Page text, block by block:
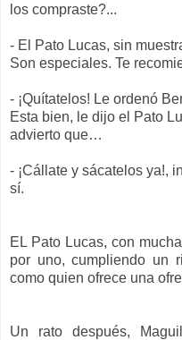
los compraste?...
- El Pato Lucas, sin
Son especiales. Te
- ¡Quítatelos! Le ordenó
Esta bien, le dijo el Pato
advierto que…
- ¡Cállate y sácatelos ya!,
sí.
EL Pato Lucas, con
por uno, cumpliendo un
como quien ofrece una
Un rato después,